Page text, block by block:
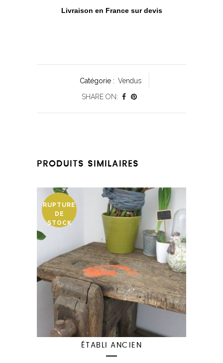
Livraison en France sur devis
Catégorie : Vendus
SHARE ON:
PRODUITS SIMILAIRES
RUPTURE
DE
STOCK
ÉTABLI ANCIEN